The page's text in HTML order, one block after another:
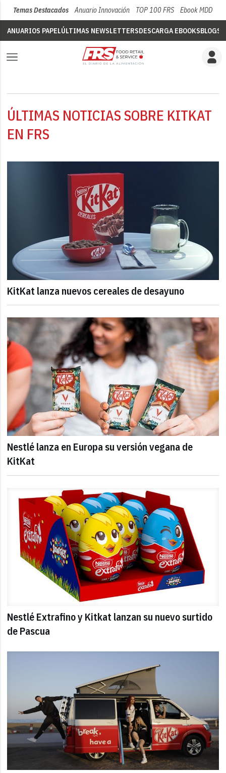
Temas Destacados Anuario Innovación TOP 100 FRS Ebook MDD
ANUARIOS PAPELÚLTIMAS NEWSLETTERSDESCARGA EBOOKSBLOGS
ÚLTIMAS NOTICIAS SOBRE KITKAT
EN FRS
KitKat lanza nuevos cereales de desayuno
Nestlé lanza en Europa su versión vegana de
KitKat
Nestlé Extrafino y Kitkat lanzan su nuevo surtido
de Pascua